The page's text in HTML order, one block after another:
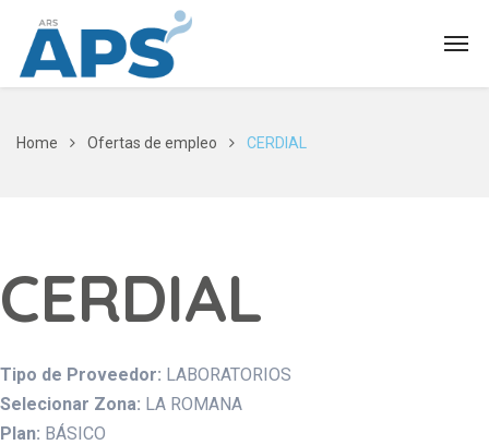
Home Ofertas de empleo CERDIAL
CERDIAL
Tipo de Proveedor: LABORATORIOS
Selecionar Zona: LA ROMANA
Plan: BÁSICO